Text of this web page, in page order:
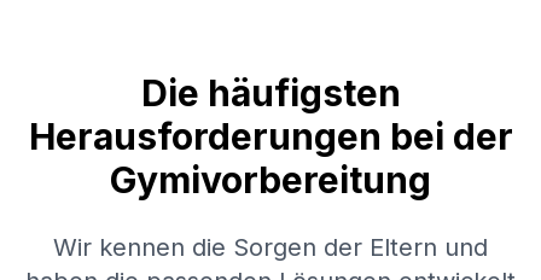
Die häufigsten
Herausforderungen bei der
Gymivorbereitung
Wir kennen die Sorgen der Eltern und